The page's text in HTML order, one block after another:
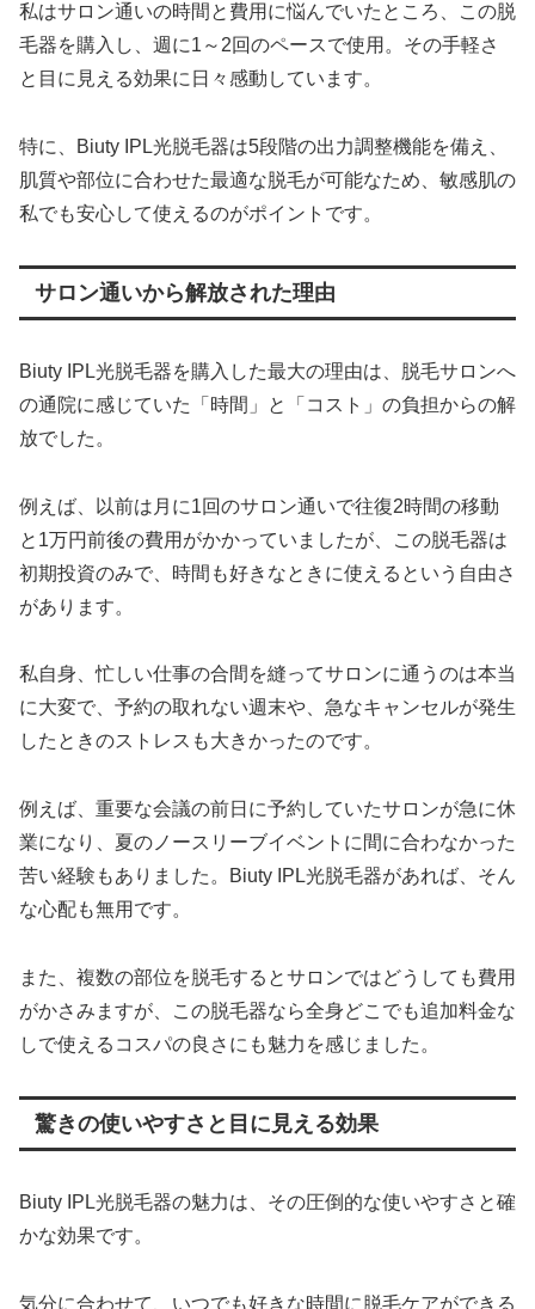
私はサロン通いの時間と費用に悩んでいたところ、この脱
毛器を購入し、週に1～2回のペースで使用。その手軽さ
と目に見える効果に日々感動しています。
特に、Biuty IPL光脱毛器は5段階の出力調整機能を備え、
肌質や部位に合わせた最適な脱毛が可能なため、敏感肌の
私でも安心して使えるのがポイントです。
サロン通いから解放された理由
Biuty IPL光脱毛器を購入した最大の理由は、脱毛サロンへ
の通院に感じていた「時間」と「コスト」の負担からの解
放でした。
例えば、以前は月に1回のサロン通いで往復2時間の移動
と1万円前後の費用がかかっていましたが、この脱毛器は
初期投資のみで、時間も好きなときに使えるという自由さ
があります。
私自身、忙しい仕事の合間を縫ってサロンに通うのは本当
に大変で、予約の取れない週末や、急なキャンセルが発生
したときのストレスも大きかったのです。
例えば、重要な会議の前日に予約していたサロンが急に休
業になり、夏のノースリーブイベントに間に合わなかった
苦い経験もありました。Biuty IPL光脱毛器があれば、そん
な心配も無用です。
また、複数の部位を脱毛するとサロンではどうしても費用
がかさみますが、この脱毛器なら全身どこでも追加料金な
しで使えるコスパの良さにも魅力を感じました。
驚きの使いやすさと目に見える効果
Biuty IPL光脱毛器の魅力は、その圧倒的な使いやすさと確
かな効果です。
気分に合わせて、いつでも好きな時間に脱毛ケアができる